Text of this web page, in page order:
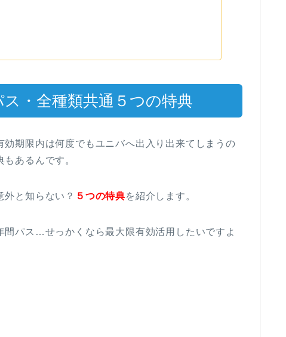
ス・全種類共通５つの特典
期限内は何度でもユニバへ出入り出来てしまうの
あるんです。
と知らない？ ５つの特典を紹介します。
間パス…せっかくなら最大限有効活用したいですよ